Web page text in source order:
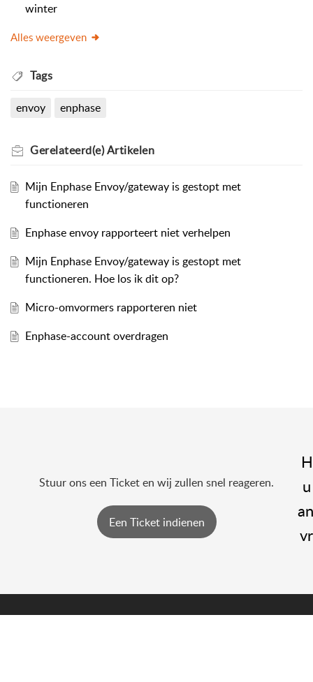
winter
Alles weergeven
Tags
envoy enphase
Gerelateerd(e)Artikelen
Mijn Enphase Envoy/gateway is gestopt met
functioneren
Enphase envoy rapporteert niet verhelpen
Mijn Enphase Envoy/gateway is gestopt met
functioneren. Hoe los ik dit op?
Micro-omvormers rapporteren niet
Enphase-account overdragen
Stuur ons een Ticket en wij zullen snel reageren.
Een Ticket indienen